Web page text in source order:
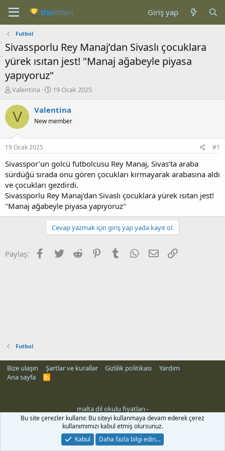
Giriş yap
Futbol
Sivassporlu Rey Manaj’dan Sivaslı çocuklara
yürek ısıtan jest! "Manaj ağabeyle piyasa
yapıyoruz"
K
n
b
u
u
b
a
ş
l
a
t
a
n
Valentina
B
ş
a
ç
t
a
r
i
h
i
19 Ocak 2025
V Valentina
New member
19 Ocak 2025 #1
Sivasspor’un golcü futbolcusu Rey Manaj, Sivas’ta araba
sürdüğü sırada onu gören çocukları kırmayarak arabasına aldı
ve çocukları gezdirdi.
Sivassporlu Rey Manaj’dan Sivaslı çocuklara yürek ısıtan jest!
"Manaj ağabeyle piyasa yapıyoruz"
Cevap yazmak için giriş yap yada kayıt ol.
Paylaş: Facebook
Twitter Reddit PinterestTumblr WhatsApp
E-posta
Futbol
Bize ulaşın Şartlar ve kurallar Gizlilik politikası
Yardım
Ana sayfa
R
malta dil okulu fiyatları-
Bu site çerezler kullanır. Bu siteyi kullanmaya devam ederek çerez
kullanımımızı kabul etmiş olursunuz.
Kabul
Daha fazla bilgi edin…